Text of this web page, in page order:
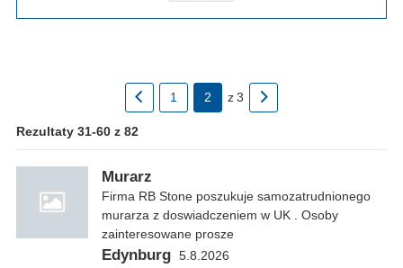
1 2 z3
Rezultaty 31-60 z 82
Murarz
Firma RB Stone poszukuje samozatrudnionego
murarza z doswiadczeniem w UK . Osoby
zainteresowane prosze
Edynburg 5.8.2026